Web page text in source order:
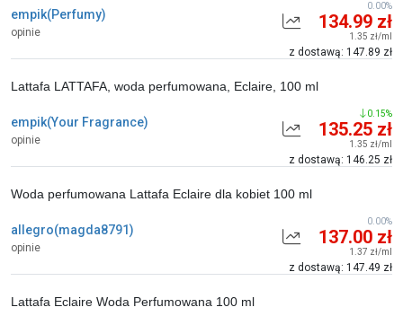
empik(Perfumy)
opinie 134.99 zł
1.35 zł/ml
z dostawą: 147.89 zł
0.00%
empik(Your Fragrance)
opinie
Lattafa LATTAFA, woda perfumowana, Eclaire, 100 ml
135.25 zł
1.35 zł/ml
z dostawą: 146.25 zł
0.15%
allegro(magda8791)
opinie
Woda perfumowana Lattafa Eclaire dla kobiet 100 ml
137.00 zł
1.37 zł/ml
z dostawą: 147.49 zł
0.00%
Lattafa Eclaire Woda Perfumowana 100 ml